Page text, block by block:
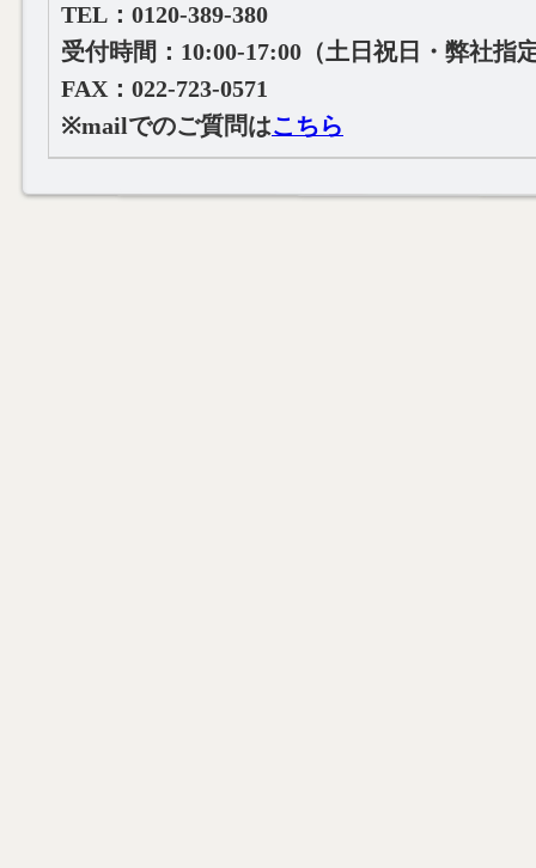
TEL：0120-389-380
受付時間：10:00‐17:00（土日祝日・弊社指
FAX：022-723-0571
※mailでのご質問はこちら